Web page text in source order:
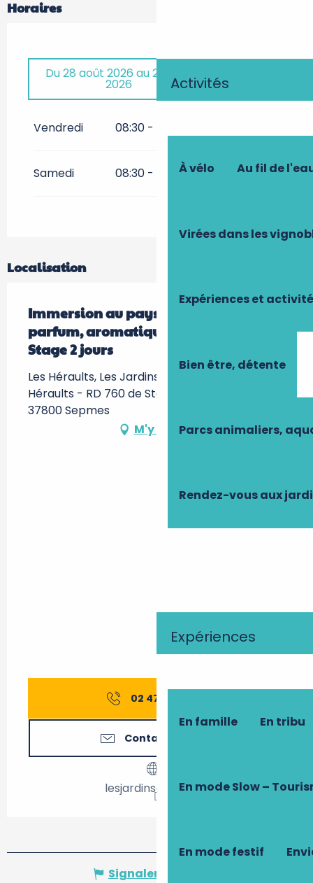
Activités
À vélo Au fil de
Virées dans les
Expériences et
Bien être, détente
Parcs animaliers,
Rendez-vous aux
Expériences
En famille En tribu
En mode Slow –
En mode festif
Horaires
Du28 août 2026 au29 août
2026
octobre 2026
Vendredi 08:30 - 12:30
Samedi 08:30 - 12:30 14:00 - 17:00
Localisation
Immersion au pays des plantes à
parfum, aromatiques & médicinales -
Stage 2 jours
Les Héraults, Les Jardins du Cabri - Les
Héraults - RD 760 de Ste Maure à Loches -,
37800 Sepmes
M'y rendre
02 47 32 94
Contactez-nous
lesjardinsducabri.fr
Signaler une erreur